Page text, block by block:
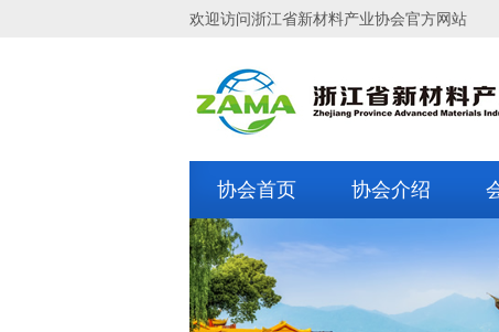
欢迎访问浙江省新材料产业协会官方网站
协会首页 协会介绍